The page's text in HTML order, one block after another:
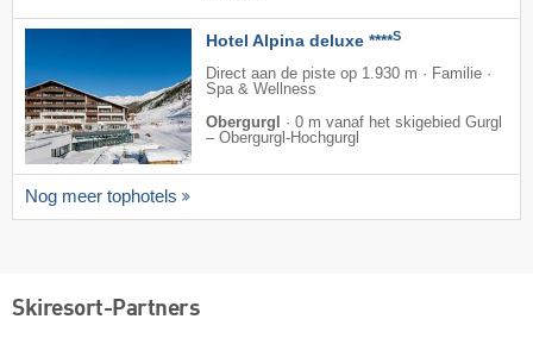
Hotel Alpina deluxe ****S
Direct aan de piste op 1.930 m · Familie ·
Spa & Wellness
Obergurgl
· 0 m vanaf het skigebied Gurgl
– Obergurgl-Hochgurgl
Nog meer tophotels
Skiresort-Partners